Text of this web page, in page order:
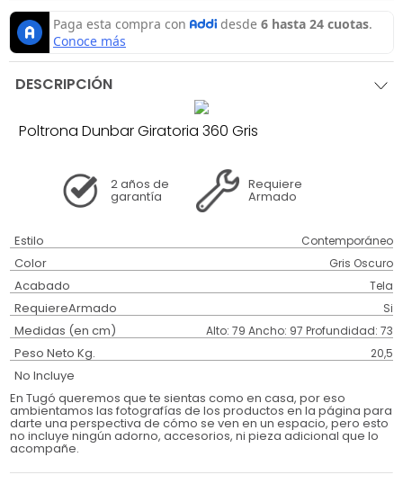
DESCRIPCIÓN
Poltrona Dunbar Giratoria 360 Gris
2 años de
garantía
Requiere
Armado
Estilo Contemporáneo
Color Gris Oscuro
Acabado Tela
RequiereArmado Si
Medidas (en cm) Alto: 79 Ancho: 97 Profundidad: 73
Peso Neto Kg. 20,5
No Incluye
En Tugó queremos que te sientas como en casa, por eso
ambientamos las fotografías de los productos en la página para
darte una perspectiva de cómo se ven en un espacio, pero esto
no incluye ningún adorno, accesorios, ni pieza adicional que lo
acompañe.